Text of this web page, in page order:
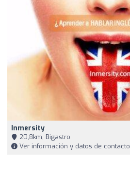
Inmersity
20,8km, Bigastro
Ver información y datos de contacto